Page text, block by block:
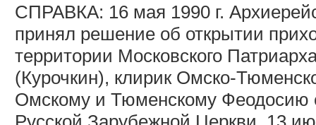
СПРАВКА: 16 мая 1990 г.
принял решение об открытии
территории Московского
(Курочкин), клирик Омско-
Омскому и Тюменскому Феодосию